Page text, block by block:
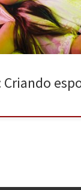
Criando